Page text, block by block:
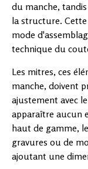
du manche,
la structure.
mode
technique du
Les mitres, ces
manche, doivent
ajustement avec
apparaître aucun
haut de gamme,
gravures ou de
ajoutant une